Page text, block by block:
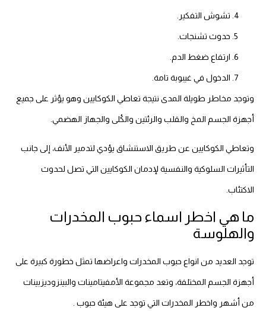
تشوش التفكير.
حدوث تشنجات.
ارتفاع ضغط الدم.
الدخول في غيبوبة تامة.
وتوجد مخاطر طويلة المدى نتيجة تعاطي الكوكايين وهو يؤثر على جميع
أجهزة الجسم المخ والقلب والرئتين والكُلى والجهاز الهضمي.
وتعاطي الكوكايين عن طريق الاستنشاق يؤدي لتدمير الأنف، إلى جانب
التأثيرات السلوكية والنفسية لإدمان الكوكايين التي تصل لحدوث
الاكتئاب.
ما هي اخطر اسماء حبوب المخدرات
والهلوسة
توجد العديد من انواع حبوب المخدرات واعراضها تمثل خطورة كبيرة على
أجهزة الجسم المختلفة، وتعد مجموعة الأمفيتامينات والبينزوديزبينات
من أشهر واخطر المخدرات التي توجد على هيئة حبوب .